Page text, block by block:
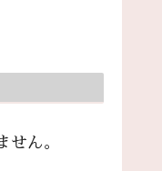
せん。